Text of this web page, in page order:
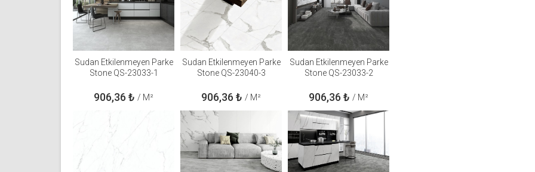
Sudan Etkilenmeyen Parke
Stone QS-23033-1
906,36 ₺ / M²
Sudan Etkilenmeyen Parke
Stone QS-23040-3
906,36 ₺ / M²
Sudan Etkilenmeyen Parke
Stone QS-23033-2
906,36 ₺ / M²